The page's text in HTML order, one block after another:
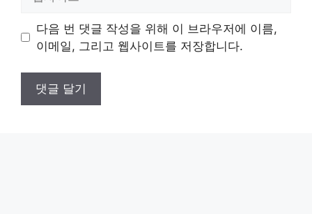
트
다음 번 댓글 작성을 위해 이 브라우저에 이름,
이메일, 그리고 웹사이트를 저장합니다.